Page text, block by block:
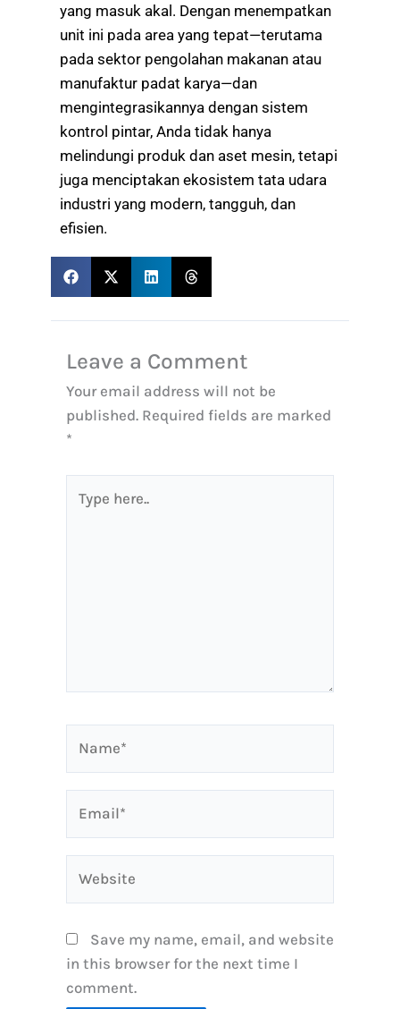
yang masuk akal. Dengan menempatkan
unit ini pada area yang tepat—terutama
pada sektor pengolahan makanan atau
manufaktur padat karya—dan
mengintegrasikannya dengan sistem
kontrol pintar, Anda tidak hanya
melindungi produk dan aset mesin, tetapi
juga menciptakan ekosistem tata udara
industri yang modern, tangguh, dan
efisien.
Leave a Comment
Your email address will not be
published. Required fields are marked
*
here..
Save my name, email, and website
in this browser for the next time I
comment.